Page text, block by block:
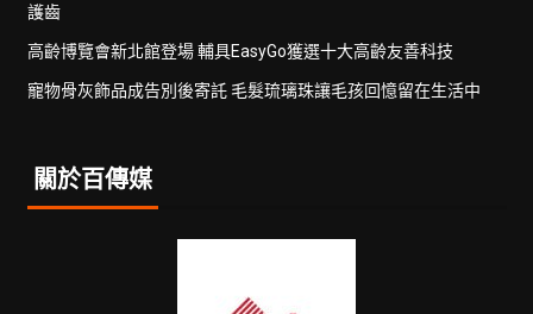
護齒
高齡博覽會新北館登場 輔具EasyGo獲選十大高齡友善科技
寵物骨灰飾品成告別後寄託 毛髮琉璃珠讓毛孩回憶留在生活中
關於百傳媒